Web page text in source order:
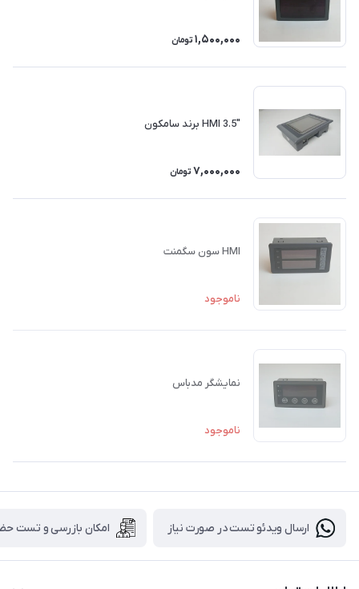
1,500,000 تومان
"HMI 3.5 برند سامکون
7,000,000 تومان
HMI سون سگمنت
ناموجود
نمایشگر مدباس
ناموجود
ارسال ویدئو تست در صورت نیاز امکان بازرسی و تست